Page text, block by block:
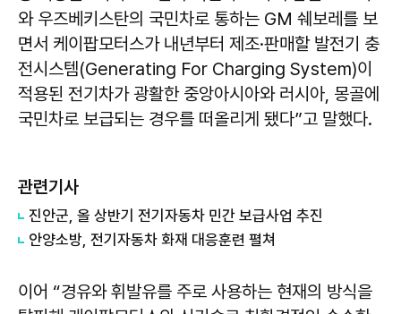
와 우즈베키스탄의 국민차로 통하는 GM 쉐보레를 보
면서 케이팝모터스가 내년부터 제조·판매할 발전기 충
전시스템(Generating For Charging System)이
적용된 전기차가 광활한 중앙아시아와 러시아, 몽골에
국민차로 보급되는 경우를 떠올리게 됐다”고 말했다.
관련기사
진안군, 올 상반기 전기자동차 민간 보급사업 추진
안양소방, 전기자동차 화재 대응훈련 펼쳐
이어 “경유와 휘발유를 주로 사용하는 현재의 방식을